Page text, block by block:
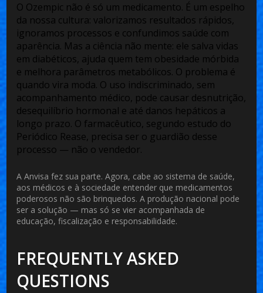
O Ozempic não é só um medicamento. É um espelho
da nossa cultura: valorizamos resultados rápidos,
ignoramos processos e confundimos saúde com
aparência. Mas a ciência não mente: ele salva vidas
em diabéticos, ajuda quem tem obesidade mórbida
e melhora parâmetros metabólicos. O problema é
quando vira moda. O uso indiscriminado, sem
acompanhamento médico, pode causar desnutrição,
desequilíbrio hormonal e até danos hepáticos a
longo prazo. O farmacêutico, segundo estudo do
Periódico Rease, precisa ser o guardião desse
processo — não o vendedor.
A Anvisa fez sua parte. Agora, cabe ao sistema de saúde,
aos médicos e à sociedade entender que medicamentos
poderosos não são brinquedos. A produção nacional pode
ser a solução — mas só se vier acompanhada de
educação, fiscalização e responsabilidade.
FREQUENTLY ASKED
QUESTIONS